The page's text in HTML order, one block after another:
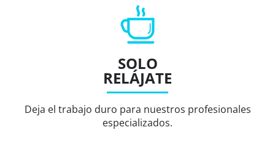
SOLO
RELÁJATE
Deja el trabajo duro para nuestros profesionales
especializados.